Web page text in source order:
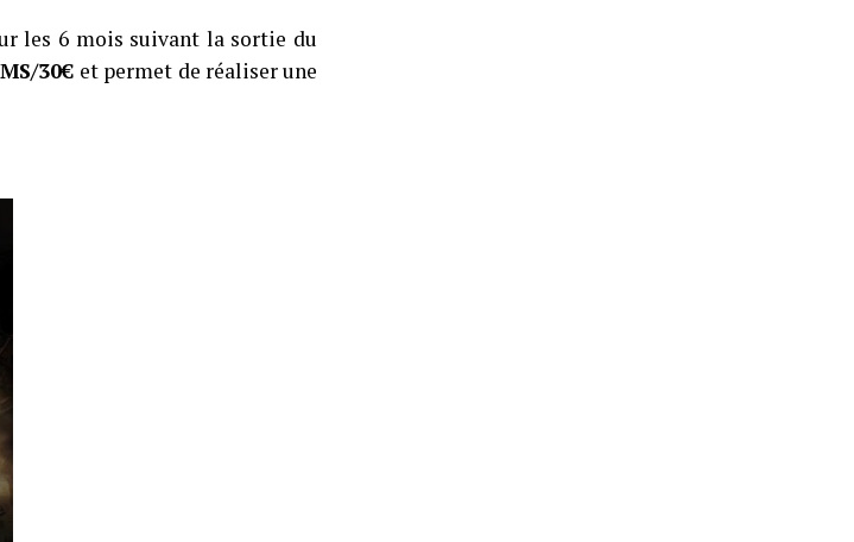
les 6 mois suivant la sortie du
30€ et permet de réaliser une